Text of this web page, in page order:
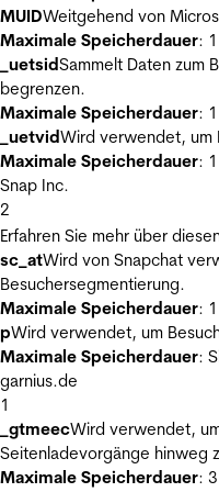
MUIDWeitgehend von
Maximale Speicherdauer:
_uetsidSammelt Daten zum
begrenzen.
Maximale Speicherdauer:
_uetvidWird verwendet, um
Maximale Speicherdauer:
Snap Inc.
2
Erfahren Sie mehr über
sc_atWird von Snapchat
Besuchersegmentierung.
Maximale Speicherdauer:
pWird verwendet, um
Maximale Speicherdauer:
garnius.de
1
_gtmeecWird verwendet,
Seitenladevorgänge hinweg
Maximale Speicherdauer: